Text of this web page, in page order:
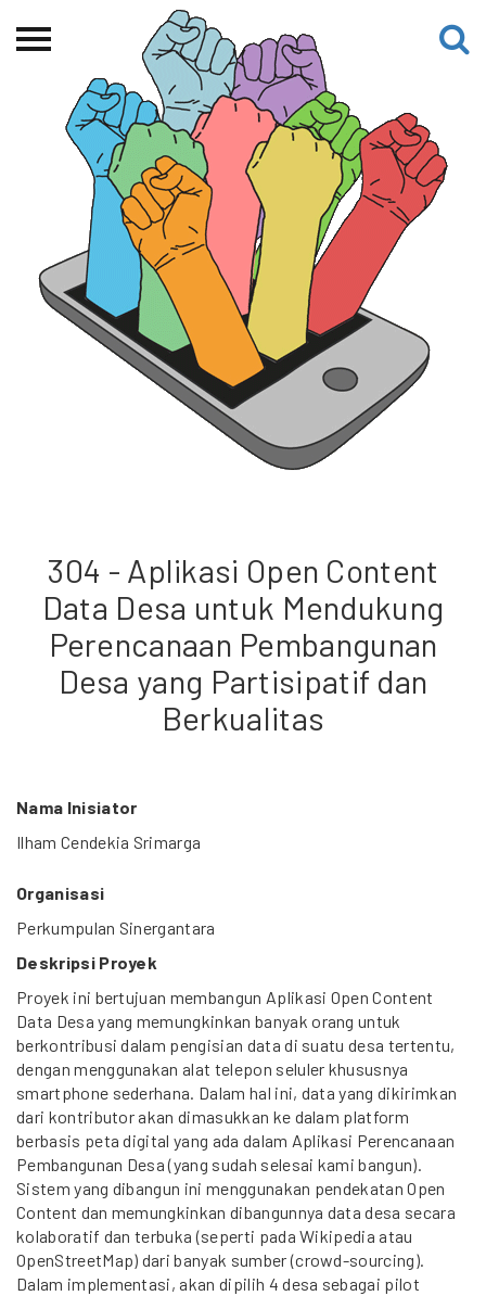
Beranda
Tentang
Permohonan Hibah
Sekolah Pemikiran
Perempuan
Etalase
Blog CME
Proyek Terdahulu
304 - Aplikasi Open Content
Data Desa untuk Mendukung
Perencanaan Pembangunan
Desa yang Partisipatif dan
Berkualitas
Nama Inisiator
Ilham Cendekia Srimarga
Organisasi
Perkumpulan Sinergantara
Deskripsi Proyek
Proyek ini bertujuan membangun Aplikasi Open Content
Data Desa yang memungkinkan banyak orang untuk
berkontribusi dalam pengisian data di suatu desa tertentu,
dengan menggunakan alat telepon seluler khususnya
smartphone sederhana. Dalam hal ini, data yang dikirimkan
dari kontributor akan dimasukkan ke dalam platform
berbasis peta digital yang ada dalam Aplikasi Perencanaan
Pembangunan Desa (yang sudah selesai kami bangun).
Sistem yang dibangun ini menggunakan pendekatan Open
Content dan memungkinkan dibangunnya data desa secara
kolaboratif dan terbuka (seperti pada Wikipedia atau
OpenStreetMap) dari banyak sumber (crowd-sourcing).
Dalam implementasi, akan dipilih 4 desa sebagai pilot